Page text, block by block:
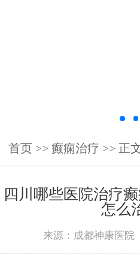
首页 >> 癫痫治疗 >> 正
四川哪些医院治疗
怎么
来源：成都神康医院